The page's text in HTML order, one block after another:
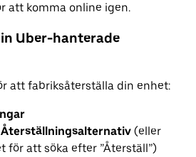
att komma online igen.
Uber-hanterade
att fabriksåterställa din enhet:
Återställningsalternativ (eller
för att söka efter ”Återställ”)